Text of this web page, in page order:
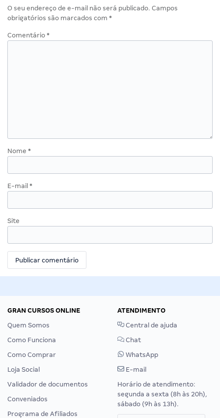
O seu endereço de e-mail não será publicado. Campos
obrigatórios são marcados com *
Comentário *
Nome *
E-mail *
Site
GRAN CURSOS ONLINE
Quem Somos
Como Funciona
Como Comprar
Loja Social
Validador de documentos
Conveniados
Programa de Afiliados
ATENDIMENTO
Central de ajuda
Chat
WhatsApp
E-mail
Horário de atendimento:
segunda a sexta (8h às 20h),
sábado (9h às 13h).